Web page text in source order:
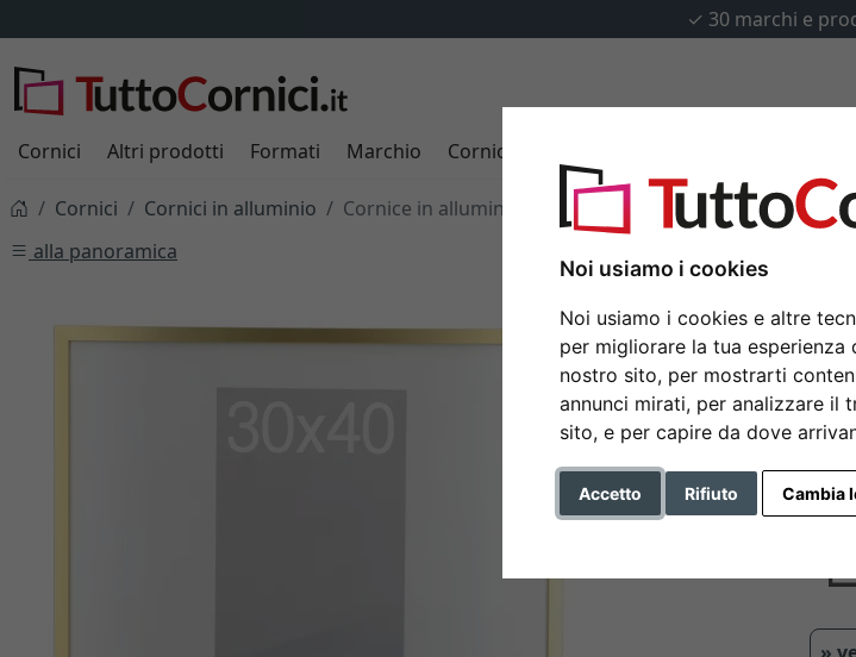
Noi usiamo i cookies
Noi usiamo i cookies e altre
per migliorare la tua esperienza
nostro sito, per mostrarti
annunci mirati, per analizzare il
sito, e per capire da dove
Accetto Rifiuto Cambia
✓ 30 marchi e
Cornici Altri prodotti Formati Marchio Cornici su misura
Cornici Cornici in alluminio
Cornice in alluminio Vega su misura
alla panoramica
Le